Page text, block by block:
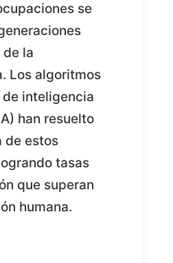
se
la
Los algoritmos
de inteligencia
han resuelto
de estos
tasas
que superan
humana.